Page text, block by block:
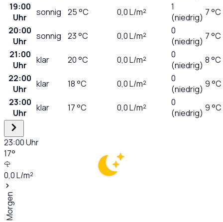
19:00
Uhr
sonnig 25°C 0,0L/m²
1
(niedrig) 7 °C
20:00
Uhr
sonnig 23°C 0,0L/m²
0
(niedrig) 7 °C
21:00
Uhr
klar 20°C 0,0L/m²
0
(niedrig) 8 °C
22:00
Uhr
klar 18°C 0,0L/m²
0
(niedrig) 9 °C
23:00
Uhr
klar 17°C 0,0L/m²
0
(niedrig) 9 °C
23:00Uhr
17°
0,0L/m²
Morgen